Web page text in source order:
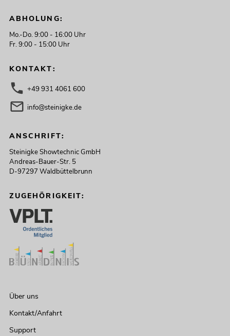
ABHOLUNG:
Mo.-Do. 9:00 - 16:00 Uhr
Fr. 9:00 - 15:00 Uhr
KONTAKT:
+49 931 4061 600
info@steinigke.de
ANSCHRIFT:
Steinigke Showtechnic GmbH
Andreas-Bauer-Str. 5
D-97297 Waldbüttelbrunn
ZUGEHÖRIGKEIT:
Über uns
Kontakt/Anfahrt
Support